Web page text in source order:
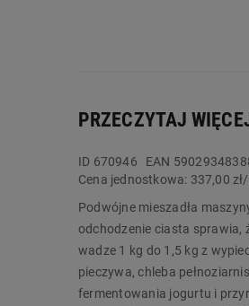
PRZECZYTAJ
ID 670946
EAN
Cena jednostkowa: 337,00
Podwójne mieszadła
odchodzenie ciasta sprawia,
wadze 1 kg do 1,5 kg z
pieczywa, chleba
fermentowania jogurtu i